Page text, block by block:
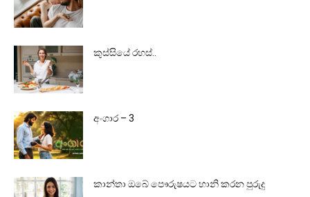
කුස්සියේ රහස්..
අංගාර – 3
කාන්තා ඔබේ පෞරුෂයට හානි කරන පුරුදු